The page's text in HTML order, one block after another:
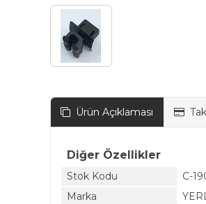
Ürün Açıklaması
Diğer Özellikler
Stok Kodu
C-
Marka